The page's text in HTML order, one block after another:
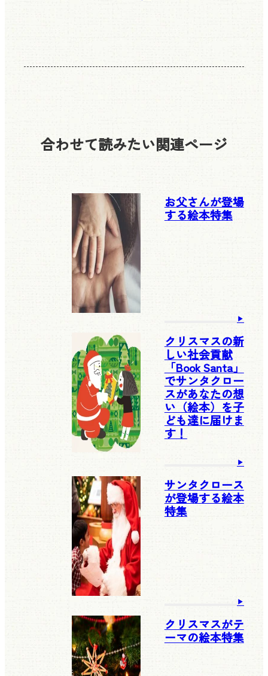
合わせて読みたい関連ページ
お父さんが登場
する絵本特集
クリスマスの新
しい社会貢献
「Book Santa」
でサンタクロー
スがあなたの想
い（絵本）を子
ども達に届けま
す！
サンタクロース
が登場する絵本
特集
クリスマスがテ
ーマの絵本特集